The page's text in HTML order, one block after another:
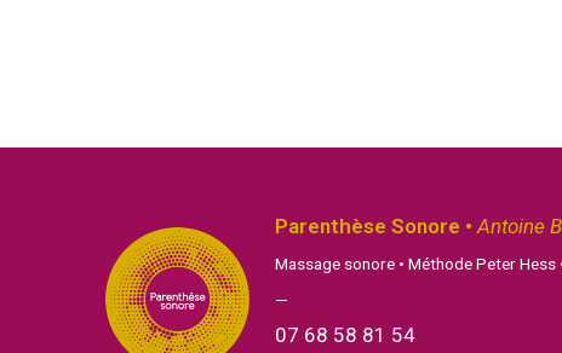
Parenthèse Sonore •Antoine
Massage sonore • Méthode Peter Hess
—
07 68 58 81 54